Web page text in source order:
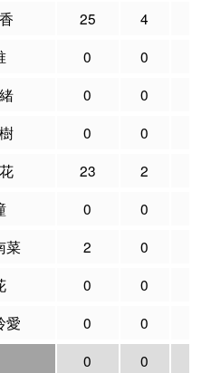
25 4
0 0
0 0
0 0
23 2
0 0
菜 2 0
0 0
愛 0 0
0 0